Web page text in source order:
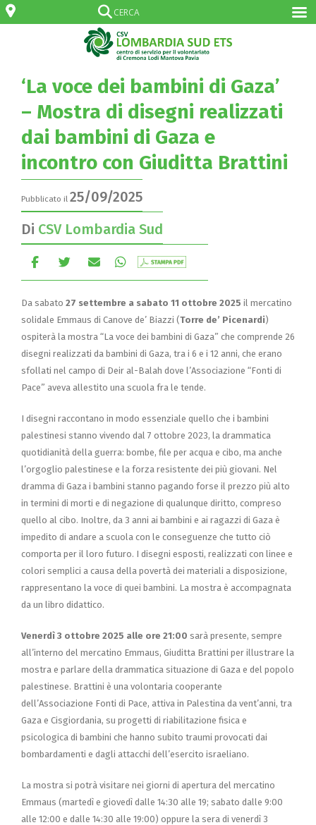
‘La voce dei bambini di Gaza’
– Mostra di disegni realizzati
dai bambini di Gaza e
incontro con Giuditta Brattini
Pubblicato il 25/09/2025
Di CSV Lombardia Sud
Da sabato 27 settembre a sabato 11 ottobre 2025 il mercatino
solidale Emmaus di Canove de’ Biazzi (Torre de’ Picenardi)
ospiterà la mostra “La voce dei bambini di Gaza” che comprende 26
disegni realizzati da bambini di Gaza, tra i 6 e i 12 anni, che erano
sfollati nel campo di Deir al-Balah dove l’Associazione “Fonti di
Pace” aveva allestito una scuola fra le tende.
I disegni raccontano in modo essenziale quello che i bambini
palestinesi stanno vivendo dal 7 ottobre 2023, la drammatica
quotidianità della guerra: bombe, file per acqua e cibo, ma anche
l’orgoglio palestinese e la forza resistente dei più giovani. Nel
dramma di Gaza i bambini stanno pagando forse il prezzo più alto
in termini di morti e di negazione di qualunque diritto, compreso
quello al cibo. Inoltre, da 3 anni ai bambini e ai ragazzi di Gaza è
impedito di andare a scuola con le conseguenze che tutto ciò
comporta per il loro futuro. I disegni esposti, realizzati con linee e
colori semplici a causa della povertà dei materiali a disposizione,
rappresentano la voce di quei bambini. La mostra è accompagnata
da un libro didattico.
Venerdì 3 ottobre 2025 alle ore 21:00 sarà presente, sempre
all’interno del mercatino Emmaus, Giuditta Brattini per illustrare la
mostra e parlare della drammatica situazione di Gaza e del popolo
palestinese. Brattini è una volontaria cooperante
dell’Associazione Fonti di Pace, attiva in Palestina da vent’anni, tra
Gaza e Cisgiordania, su progetti di riabilitazione fisica e
psicologica di bambini che hanno subito traumi provocati dai
bombardamenti e dagli attacchi dell’esercito israeliano.
La mostra si potrà visitare nei giorni di apertura del mercatino
Emmaus (martedì e giovedì dalle 14:30 alle 19; sabato dalle 9:00
alle 12:00 e dalle 14:30 alle 19:00) oppure la sera di venerdì 3